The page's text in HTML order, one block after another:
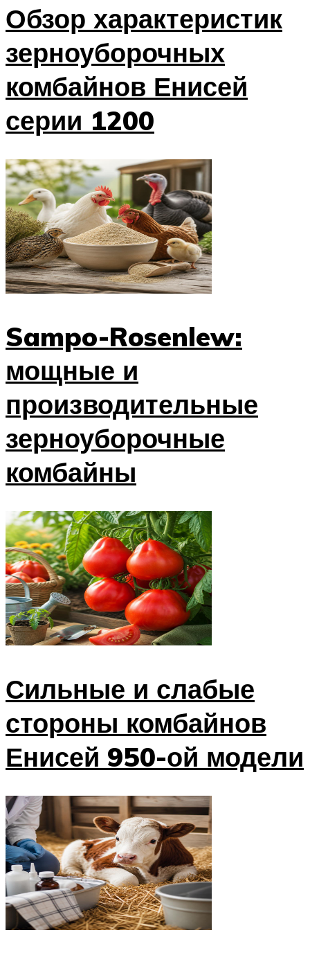
Обзор характеристик
зерноуборочных
комбайнов Енисей
серии 1200
Sampo-Rosenlew:
мощные и
производительные
зерноуборочные
комбайны
Сильные и слабые
стороны комбайнов
Енисей 950-ой модели